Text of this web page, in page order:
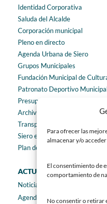
Para ofrecer las
almacenar y/o
El consentimiento de
comportamiento de
No consentir o retirar
Identidad Corporativa
Saluda del Alcalde
Corporación municipal
Pleno en directo
Agenda Urbana de Siero
Grupos Municipales
Fundación Municipal de
Patronato Deportivo
Presupuestos municipales
Archivo municipal
Transparencia
Siero en Cifras
Plan de igualdad
ACTUALIDAD
Noticias
Agenda